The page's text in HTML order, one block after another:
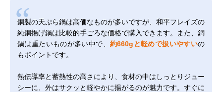
銅製の天ぷら鍋は高価なものが多いですが、和平フレイズの
純銅揚げ鍋は比較的手ごろな価格で購入できます。また、銅
鍋は重たいものが多い中で、 約660gと軽めで扱いやすいの
もポイントです。
熱伝導率と蓄熱性の高さにより、食材の中はしっとりジュー
シーに、外はサクッと軽やかに揚がるのが魅力です。すぐに